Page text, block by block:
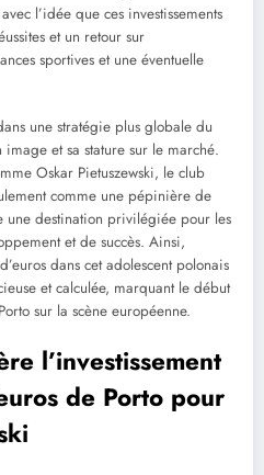
l’idée que ces investissements
et un retour sur
sportives et une éventuelle
une stratégie plus globale du
et sa stature sur le marché.
Oskar Pietuszewski, le club
comme une pépinière de
une destination privilégiée pour les
et de succès. Ainsi,
dans cet adolescent polonais
et calculée, marquant le début
sur la scène européenne.
l’investissement
de Porto pour